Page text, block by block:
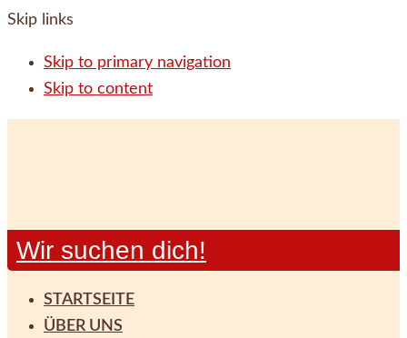
Skip links
Skip to primary navigation
Skip to content
Wir suchen dich!
STARTSEITE
ÜBER UNS